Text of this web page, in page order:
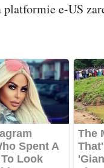
platformie e-US